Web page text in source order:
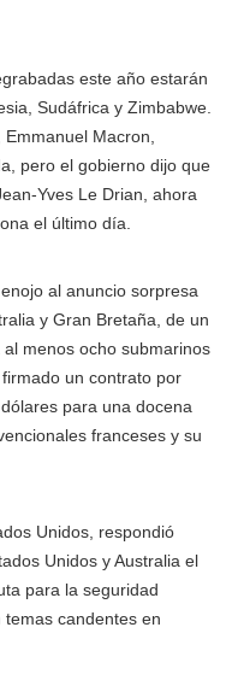
este año estarán
Sudáfrica y Zimbabwe.
Macron,
pero el gobierno dijo que
Yves Le Drian, ahora
el último día.
al anuncio sorpresa
y Gran Bretaña, de un
menos ocho submarinos
un contrato por
para una docena
franceses y su
Unidos, respondió
Unidos y Australia el
para la seguridad
candentes en